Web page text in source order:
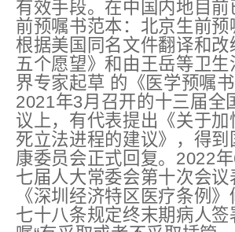
有效手段。在中国内地目前
前预嘱书范本：北京生前预
根据美国同名文件翻译和改
五个愿望》和由王岳等卫生
界专家起草 的《医学预嘱书
2021年3月召开的十三届全
议上，有代表提出《关于加
死立法进程的建议》，得到
康委员会正式回复。2022
七届人大常委会第十次会议
《深圳经济特区医疗条例
七十八条规定终末期病人签